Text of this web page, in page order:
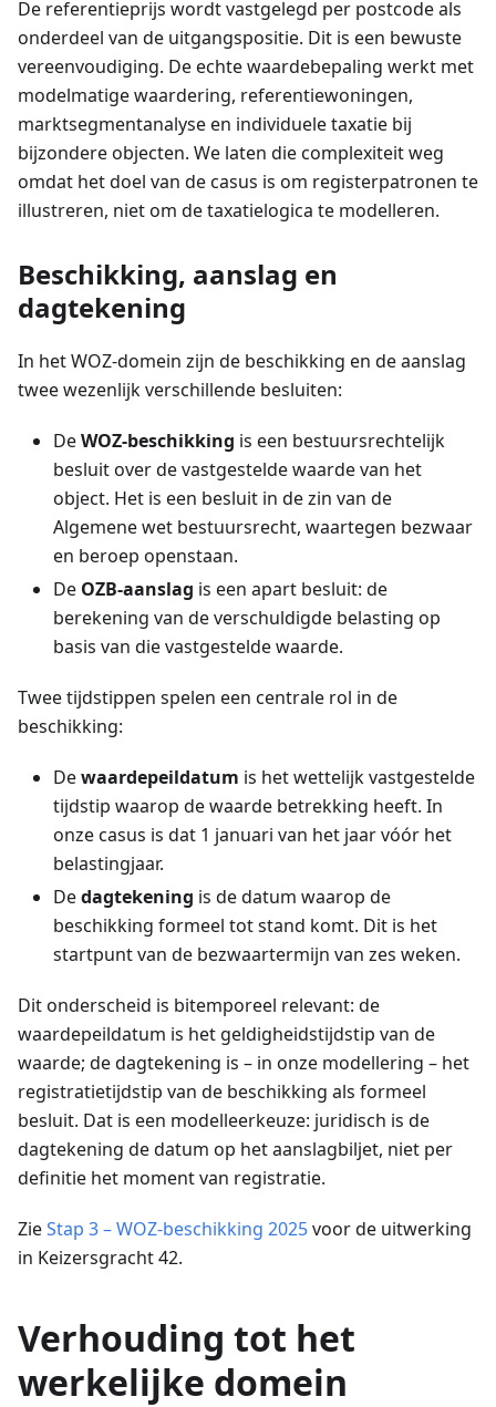
De referentieprijs wordt vastgelegd per postcode als
onderdeel van de uitgangspositie. Dit is een bewuste
vereenvoudiging. De echte waardebepaling werkt met
modelmatige waardering, referentiewoningen,
marktsegmentanalyse en individuele taxatie bij
bijzondere objecten. We laten die complexiteit weg
omdat het doel van de casus is om registerpatronen te
illustreren, niet om de taxatielogica te modelleren.
Beschikking, aanslag en
dagtekening
In het WOZ-domein zijn de beschikking en de aanslag
twee wezenlijk verschillende besluiten:
DeWOZ-beschikking is een bestuursrechtelijk
besluit over de vastgestelde waarde van het
object. Het is een besluit in de zin van de
Algemene wet bestuursrecht, waartegen bezwaar
en beroep openstaan.
De OZB-aanslag is een apart besluit: de
berekening van de verschuldigde belasting op
basis van die vastgestelde waarde.
Twee tijdstippen spelen een centrale rol in de
beschikking:
Dewaardepeildatum is het wettelijk vastgestelde
tijdstip waarop de waarde betrekking heeft. In
onze casus is dat 1 januari van het jaar vóór het
belastingjaar.
Dedagtekening is de datum waarop de
beschikking formeel tot stand komt. Dit is het
startpunt van de bezwaartermijn van zes weken.
Dit onderscheid is bitemporeel relevant: de
waardepeildatum is het geldigheidstijdstip van de
waarde; de dagtekening is – in onze modellering – het
registratietijdstip van de beschikking als formeel
besluit. Dat is een modelleerkeuze: juridisch is de
dagtekening de datum op het aanslagbiljet, niet per
definitie het moment van registratie.
ZieStap 3 – WOZ-beschikking 2025voor de uitwerking
in Keizersgracht 42.
Verhouding tot het
werkelijke domein